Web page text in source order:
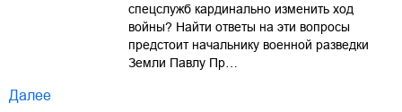
спецслужб кардинально изменить ход
войны? Найти ответы на эти вопросы
предстоит начальнику военной разведки
Земли Павлу Пр…
Далее